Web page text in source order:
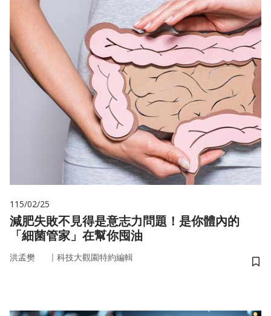
115/02/25
減肥失敗不見得是意志力問題！是你體內的
「細菌管家」在幫你囤油
洪孟樊 ｜ 科技大觀園特約編輯
儲